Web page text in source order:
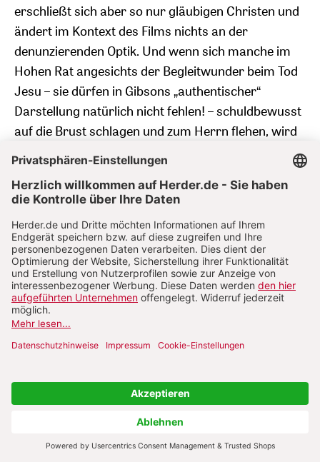
erschließt sich aber so nur gläubigen Christen und
ändert im Kontext des Films nichts an der
denunzierenden Optik. Und wenn sich manche im
Hohen Rat angesichts der Begleitwunder beim Tod
Jesu – sie dürfen in Gibsons „authentischer“
Darstellung natürlich nicht fehlen! – schuldbewusst
auf die Brust schlagen und zum Herrn flehen, wird
Blutschuld gesehen werden. Bezeichnenderweise
hat Gibson den mit einer unheilvollen
27,25 doch nicht wie angekündigt
herausgeschnitten, sondern nur nicht untertitelt.
DasVolkin Jerusalem zeichnet Gibson ebenfalls
weithin negativ. Es ist keineswegs zuvorderst der
Pöbel oder eine mit Geld bestochene Menge (wie im
„Bitteren Leiden“), die mit Schmähungen und
Handgreiflichkeiten gegen Jesus wütet, sondern ein
Jesu bilden darin ebenso wenig eine signifikante
Gruppe (es sind immer nur die drei Aufrechten,
Maria, Magdalena und Johannes, die den
Leidensweg begleiten) wie die möglicherweise aus